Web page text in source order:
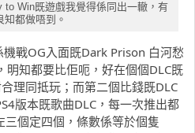
to Win既遊戲我覺得係同出一轍，有
知都做唔到。
戰OG入面既Dark Prison 白河愁
明知都要比佢呃，好在個個DLC既
理同抵玩；而第二個比錢既DLC
版本既歌曲DLC，每一次推出都
個定四個，條數係等於個隻